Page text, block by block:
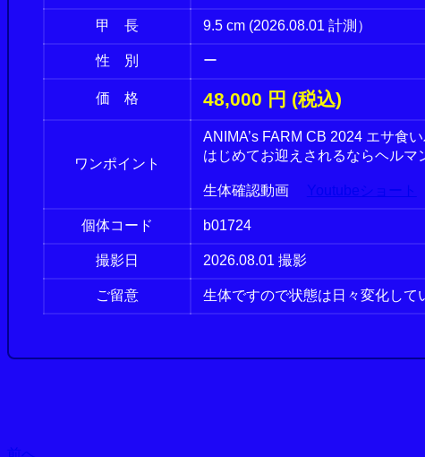
甲 長 9.5 cm (2026.08.01 計測）
性 別 ー
価 格 48,000 円 (税込)
ワンポイント
ANIMA’s FARM CB 2024 エサ食
はじめてお迎えされるならヘルマ
生体確認動画 Youtubeショート
個体コード b01724
撮影日 2026.08.01 撮影
ご留意 生体ですので状態は日々変化して
前へ